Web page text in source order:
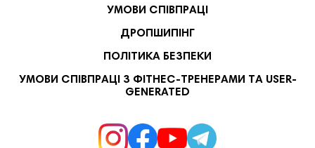
УМОВИ СПІВПРАЦІ
ДРОПШИПІНГ
ПОЛІТИКА БЕЗПЕКИ
УМОВИ СПІВПРАЦІ З ФІТНЕС-ТРЕНЕРАМИ ТА USER-
GENERATED